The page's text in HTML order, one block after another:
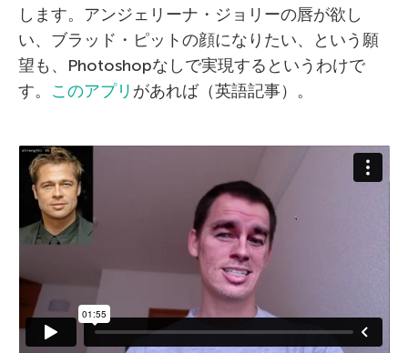
します。アンジェリーナ・ジョリーの唇が欲し
い、ブラッド・ピットの顔になりたい、という願
望も、Photoshopなしで実現するというわけで
す。 このアプリ があれば（英語記事）。